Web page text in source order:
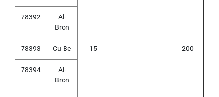
R
L
F
L
U
78392
Al-
Bron
78393 Cu-Be 15 200
78394
Al-
Bron